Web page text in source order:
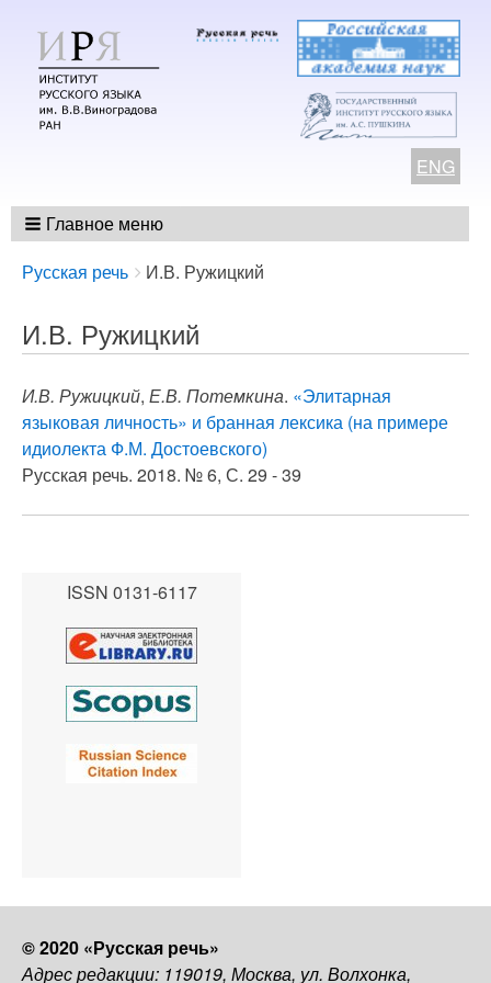
ENG
Главное меню
Breadcrumbs
You
here:
Русская речь И.В. Ружицкий
И.В. Ружицкий
И.В. Ружицкий, Е.В. Потемкина. «Элитарная
языковая личность» и бранная лексика (на примере
идиолекта Ф.М. Достоевского)
Русская речь. 2018. № 6, С. 29 - 39
ISSN 0131-6117
© 2020 «Русская речь»
Адрес редакции: 119019, Москва, ул. Волхонка,